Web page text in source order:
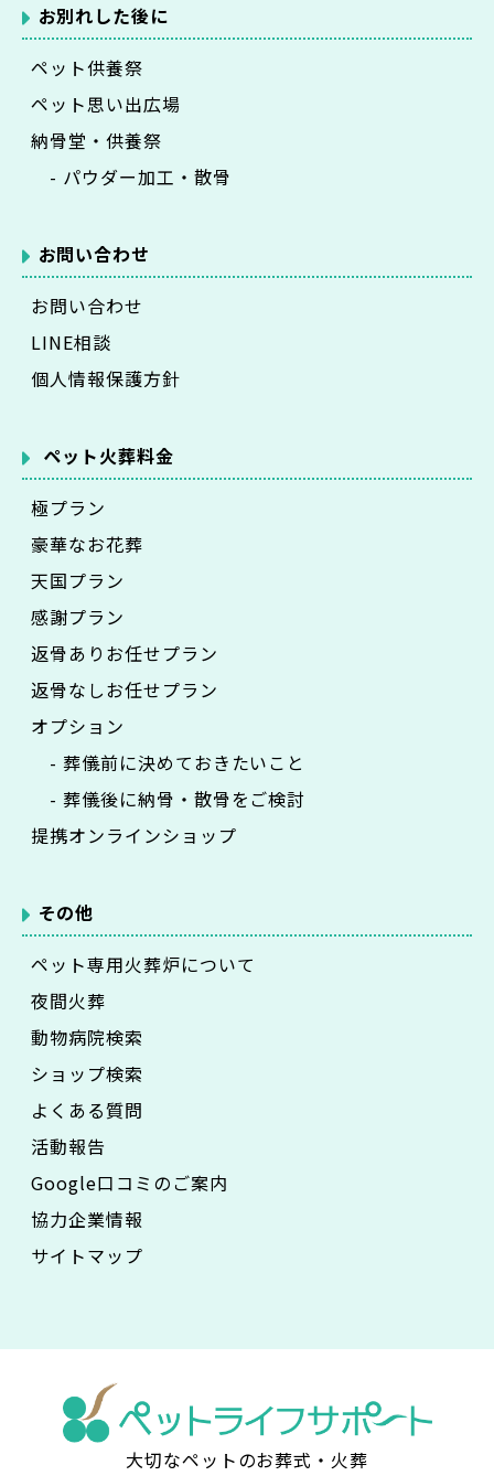
お別れした後に
ペット供養祭
ペット思い出広場
納骨堂・供養祭
- パウダー加工・散骨
お問い合わせ
お問い合わせ
LINE相談
個人情報保護方針
ペット火葬料金
極プラン
豪華なお花葬
天国プラン
感謝プラン
返骨ありお任せプラン
返骨なしお任せプラン
オプション
- 葬儀前に決めておきたいこと
- 葬儀後に納骨・散骨をご検討
提携オンラインショップ
その他
ペット専用火葬炉について
夜間火葬
動物病院検索
ショップ検索
よくある質問
活動報告
Google口コミのご案内
協力企業情報
サイトマップ
大切なペットのお葬式・火葬